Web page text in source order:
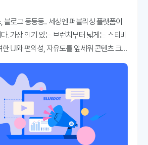
세상엔 퍼블리싱 플랫폼이
. 가장 인기 있는 브런치부터 넓게는 스티비
UI와 편의성, 자유도를 앞세워 콘텐츠 크
가들을 유혹합니다. 이미 많은 사용자를 확
으로 만족도를 높여가고 있습니다. 콘텐츠
지금처럼